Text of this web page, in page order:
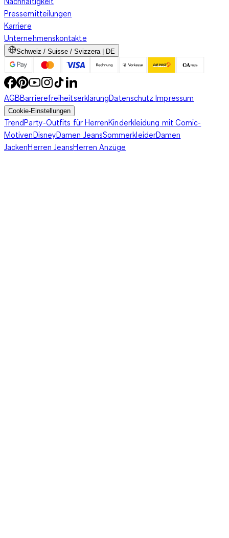
Pressemitteilungen
Karriere
Unternehmenskontakte
Schweiz / Suisse / Svizzera | DE
AGBBarrierefreiheitserklärungDatenschutzImpressum
Cookie-Einstellungen
TrendParty-Outfits für HerrenKinderkleidung mit Comic-
MotivenDisneyDamen JeansSommerkleiderDamen
JackenHerren JeansHerren Anzüge